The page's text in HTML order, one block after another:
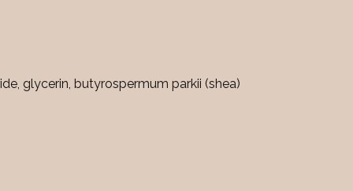
glycerin, butyrospermum parkii (shea)